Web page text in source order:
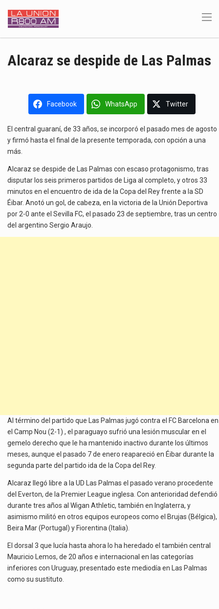
Alcaraz se despide de Las Palmas
Facebook WhatsApp Twitter
El central guaraní, de 33 años, se incorporó el pasado mes de agosto
y firmó hasta el final de la presente temporada, con opción a una
más.
Alcaraz se despide de Las Palmas con escaso protagonismo, tras
disputar los seis primeros partidos de Liga al completo, y otros 33
minutos en el encuentro de ida de la Copa del Rey frente a la SD
Éibar. Anotó un gol, de cabeza, en la victoria de la Unión Deportiva
por 2-0 ante el Sevilla FC, el pasado 23 de septiembre, tras un centro
del argentino Sergio Araujo.
Al término del partido que Las Palmas jugó contra el FC Barcelona en
el Camp Nou (2-1) , el paraguayo sufrió una lesión muscular en el
gemelo derecho que le ha mantenido inactivo durante los últimos
meses, aunque el pasado 7 de enero reapareció en Éibar durante la
segunda parte del partido ida de la Copa del Rey.
Alcaraz llegó libre a la UD Las Palmas el pasado verano procedente
del Everton, de la Premier League inglesa. Con anterioridad defendió
durante tres años al Wigan Athletic, también en Inglaterra, y
asimismo militó en otros equipos europeos como el Brujas (Bélgica),
Beira Mar (Portugal) y Fiorentina (Italia).
El dorsal 3 que lucía hasta ahora lo ha heredado el también central
Mauricio Lemos, de 20 años e internacional en las categorías
inferiores con Uruguay, presentado este mediodía en Las Palmas
como su sustituto.